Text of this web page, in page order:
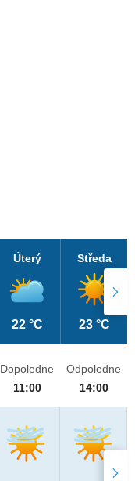
Úterý
22 °C
Středa
23 °C
Dopoledne
11:00
Odpoledne
14:00